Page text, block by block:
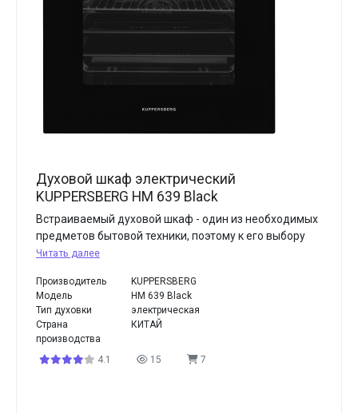
Духовой шкаф электрический
KUPPERSBERG HM 639 Black
Встраиваемый духовой шкаф - один из необходимых
предметов бытовой техники, поэтому к его выбору
Читать далее
Производитель
KUPPERSBERG
Модель
HM 639 Black
Тип духовки
электрическая
Страна
производства
КИТАЙ
4.1 15 7